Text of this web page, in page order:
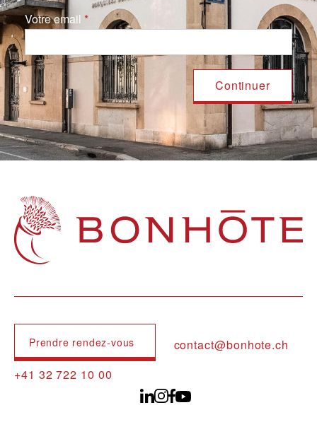
Votre email
Navigation principale
Prendre rendez-vous
contact@bonhote.ch
+41 32 722 10 00